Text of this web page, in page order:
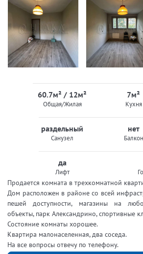
60.7м² / 12м²
Общая/Жилая
7м²
Кухня
раздельный
Санузел
нет
Балкон
да
Лифт
Продается комната в трехкомнатной
Дом расположен в районе со всей
пешей доступности, магазины на
объекты, парк Александрино, спортивные
Состояние комнаты хорошее.
Квартира малонаселенная, два соседа.
На все вопросы отвечу по телефону.